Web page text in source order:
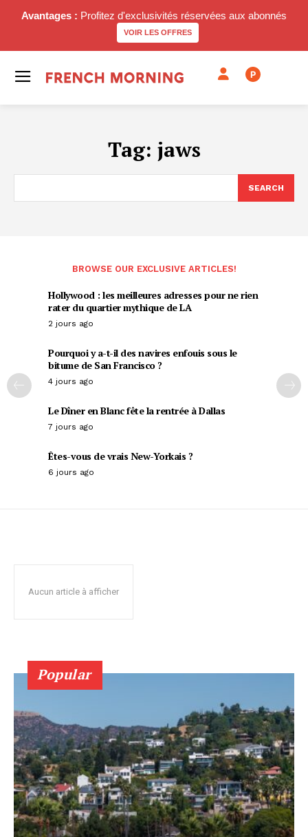
Avantages : Profitez d'exclusivités réservées aux abonnés
VOIR LES OFFRES
P
Tag: jaws
SEARCH
BROWSE OUR EXCLUSIVE ARTICLES!
Hollywood : les meilleures adresses pour ne rien
rater du quartier mythique de LA
2 jours ago
Pourquoi y a-t-il des navires enfouis sous le
bitume de San Francisco ?
4 jours ago
Le Dîner en Blanc fête la rentrée à Dallas
7 jours ago
Êtes-vous de vrais New-Yorkais ?
6 jours ago
Aucun article à afficher
Popular